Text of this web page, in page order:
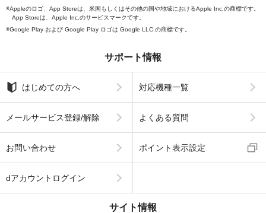
Appleのロゴ、App Storeは、米国もしくはその他の国や地域におけるApple Inc.の商標です。
App Storeは、Apple Inc.のサービスマークです。
Google Play および Google Play ロゴは Google LLC の商標です。
サポート情報
はじめての方へ 対応機種一覧
メールサービス登録/解除 よくある質問
お問い合わせ ポイント表示設定
dアカウントログイン
サイト情報